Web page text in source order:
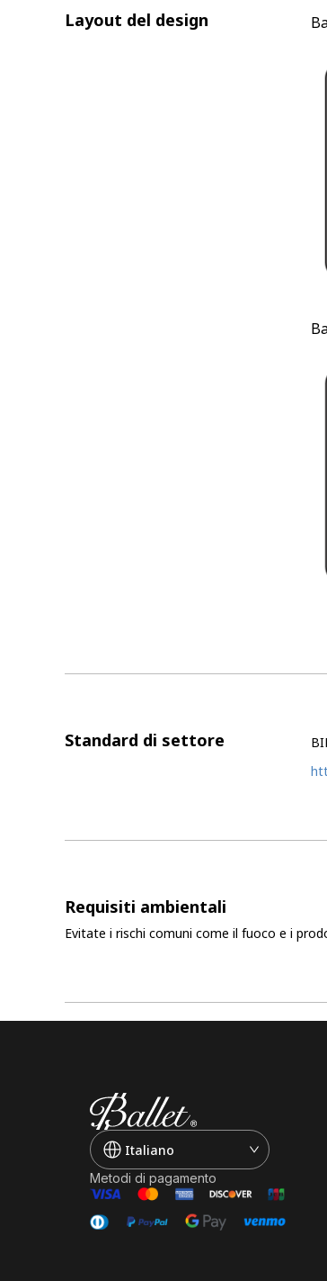
Layout del design
Standard di settore
Requisiti ambientali
Evitate i rischi comuni come il fuoco e i
Italiano
Metodi di pagamento